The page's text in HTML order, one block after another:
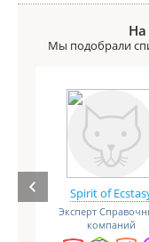
На
Мы подобрали
Spirit of
Эксперт
компаний